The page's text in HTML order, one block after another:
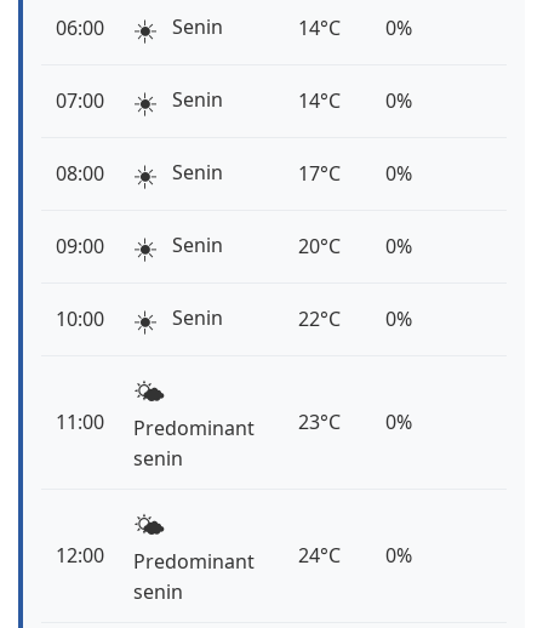
06:00 ☀️ Senin 14°C 0%
07:00 ☀️ Senin 14°C 0%
08:00 ☀️ Senin 17°C 0%
09:00 ☀️ Senin 20°C 0%
10:00 ☀️ Senin 22°C 0%
11:00
🌤️
Predominant
senin
23°C 0%
12:00
🌤️
Predominant
senin
24°C 0%